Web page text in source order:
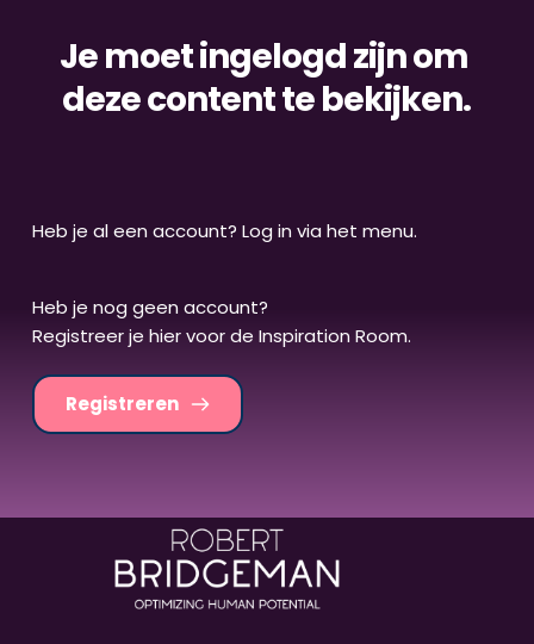
Je moet ingelogd zijn om
deze content te bekijken.
Heb je al een account? Log in via het menu.
Heb je nog geen account?
Registreer je hier voor de Inspiration Room.
Registreren